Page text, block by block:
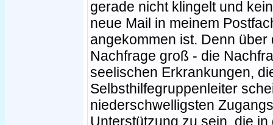
gerade nicht klingelt und
neue Mail in meinem
angekommen ist. Denn
Nachfrage groß - die
seelischen Erkrankungen,
Selbsthilfegruppenleiter
niederschwelligsten
Unterstützung zu sein, die